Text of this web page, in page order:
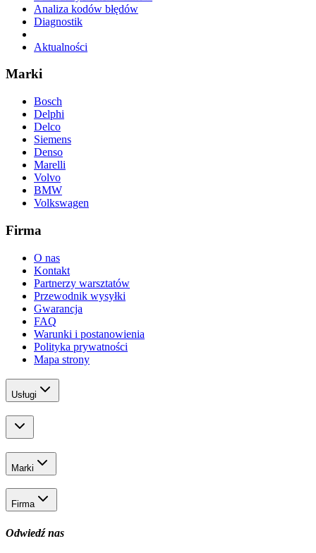
Analiza kodów błędów
Diagnostik
Aktualności
Marki
Bosch
Delphi
Delco
Siemens
Denso
Marelli
Volvo
BMW
Volkswagen
Firma
O nas
Kontakt
Partnerzy warsztatów
Przewodnik wysyłki
Gwarancja
FAQ
Warunki i postanowienia
Polityka prywatności
Mapa strony
Usługi
Marki
Firma
Odwiedź nas